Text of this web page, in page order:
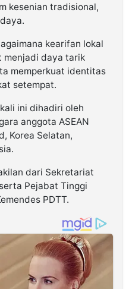
kesenian tradisional,
kearifan lokal
menjadi daya tarik
memperkuat identitas
setempat.
kali ini dihadiri oleh
anggota ASEAN
Korea Selatan,
dari Sekretariat
Pejabat Tinggi
PDTT.